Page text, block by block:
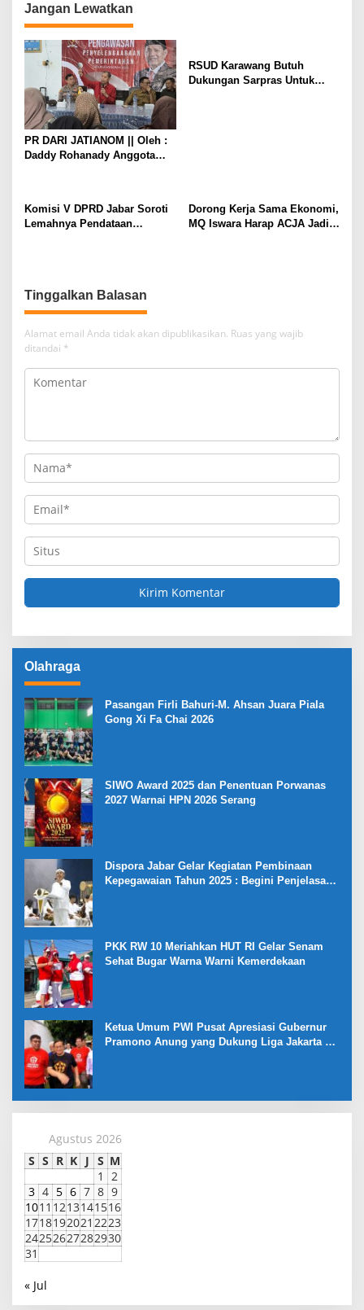
a
s
i
p
o
s
Jangan Lewatkan
PR DARI JATIANOM || Oleh :
Daddy Rohanady Anggota
RSUD Karawang Butuh
Dukungan Sarpras Untuk
Komisi V DPRD Jabar Soroti
Lemahnya Pendataan
Dorong Kerja Sama Ekonomi,
MQ Iswara Harap ACJA Jadi
Tinggalkan Balasan
Alamat email Anda tidak akan dipublikasikan. Ruas yang wajib
ditandai *
Olahraga
Pasangan Firli Bahuri-M. Ahsan Juara Piala
Gong Xi Fa Chai 2026
SIWO Award 2025 dan Penentuan Porwanas
2027 Warnai HPN 2026 Serang
Dispora Jabar Gelar Kegiatan Pembinaan
Kepegawaian Tahun 2025 : Begini Penjelasan
PKK RW 10 Meriahkan HUT RI Gelar Senam
Sehat Bugar Warna Warni Kemerdekaan
Ketua Umum PWI Pusat Apresiasi Gubernur
Pramono Anung yang Dukung Liga Jakarta U-
Agustus 2026
S S R K J S M
1
2
3 4 5 6 7 8 9
1011 1213141516
1718192021 2223
24252627282930
31
« Jul